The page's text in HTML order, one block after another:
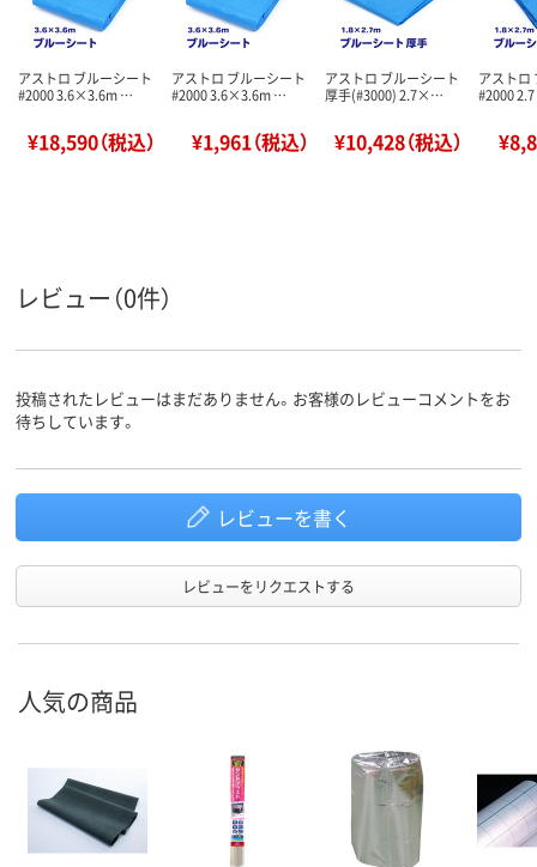
アストロ ブルーシート
#2000 3.6×3.6m …
¥18,590（税込）
アストロ ブルーシート
#2000 3.6×3.6m …
¥1,961（税込）
アストロ ブルーシート
厚手(#3000) 2.7×…
¥10,428（税込）
アストロ
#2000
レビュー（0件）
投稿されたレビューはまだありません。お客様のレビューコメントをお
待ちしています。
レビューを書く
レビューをリクエストする
人気の商品